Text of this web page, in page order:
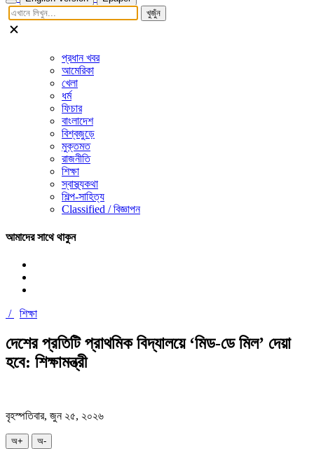
খুজুঁন
প্রধান খবর
আমেরিকা
খেলা
ধর্ম
ফিচার
বাংলাদেশ
বিশ্বজুড়ে
মুক্তমত
রাজনীতি
শিক্ষা
স্বাস্থ্যকথা
শিল্প-সাহিত্য
Classified / বিজ্ঞাপন
আমাদের সাথে থাকুন
/ শিক্ষা
দেশের প্রতিটি প্রাথমিক বিদ্যালয়ে ‘মিড-ডে মিল’ দেয়া
হবে: শিক্ষামন্ত্রী
বৃহস্পতিবার, জুন ২৫, ২০২৬
অ+ অ-